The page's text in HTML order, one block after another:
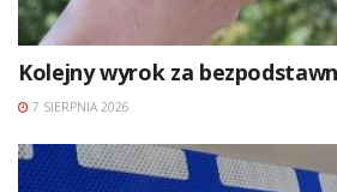
Kolejny wyrok za
7 SIERPNIA 2026